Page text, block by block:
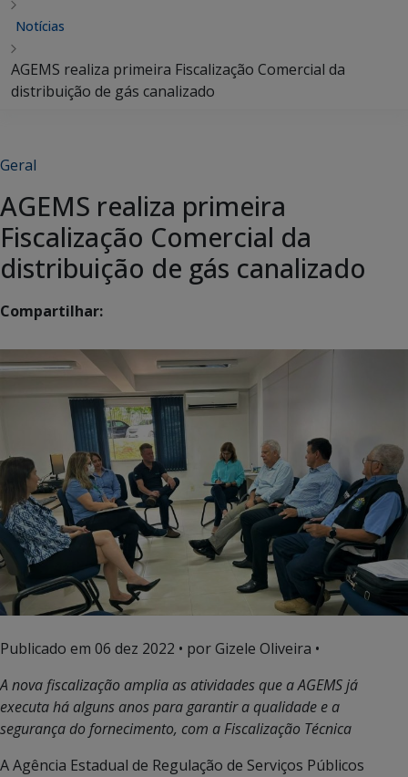
Notícias
AGEMS realiza primeira Fiscalização Comercial da
distribuição de gás canalizado
Geral
AGEMS realiza primeira
Fiscalização Comercial da
distribuição de gás canalizado
Compartilhar:
Publicado em 06 dez 2022 • por Gizele Oliveira •
A nova fiscalização amplia as atividades que a AGEMS já
executa há alguns anos para garantir a qualidade e a
segurança do fornecimento, com a Fiscalização Técnica
A Agência Estadual de Regulação de Serviços Públicos